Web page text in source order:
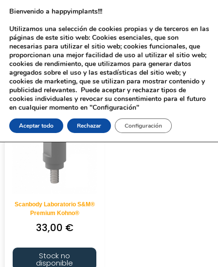
Inicio/ Productos etiquetados “11121”
Scanbody Laboratorio S&M®
Premium Kohno®
33,00 €
Stock no
disponible
Bienvenido a happyimplants!!!
Utilizamos una selección de cookies propias y de terceros en las
páginas de este sitio web: Cookies esenciales, que son
necesarias para utilizar el sitio web; cookies funcionales, que
proporcionan una mejor facilidad de uso al utilizar el sitio web;
cookies de rendimiento, que utilizamos para generar datos
agregados sobre el uso y las estadísticas del sitio web; y
cookies de marketing, que se utilizan para mostrar contenido y
publicidad relevantes. Puede aceptar y rechazar tipos de
cookies individuales y revocar su consentimiento para el futuro
en cualquier momento en "Configuración"
Aceptar todo Rechazar Configuración